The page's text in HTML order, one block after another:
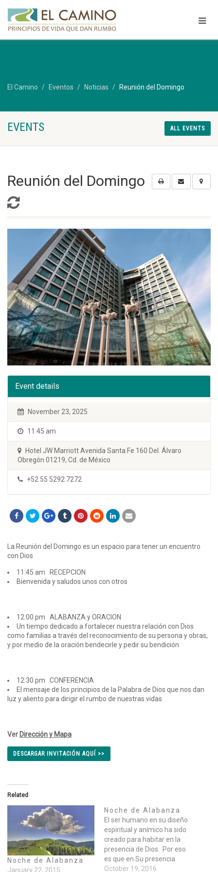
El Camino Eventos Noticias Reunión del Domingo
EVENTS ALL EVENTS
Reunión del Domingo
Event details
November 23, 2025
11:45 am
Hotel JW Marriott Avenida Santa Fe 160 Del. Álvaro
Obregón 01219, Cd. de México
+52 55 5292 7272
La Reunión del Domingo es un espacio para tener un encuentro
con Dios
11:45 am RECEPCION
Bienvenida y saludos unos con otros
12:00 pm ALABANZA y ORACION
Un tiempo dedicado a fortalecer nuestra relación con Dios
como familias a través del reconocimiento de su persona y obras,
y por medio de la oración bendecirle y pedir su bendición
12:30 pm CONFERENCIA
El mensaje de los principios de la Palabra de Dios que nos dan
luz y aliento para dirigir el rumbo de nuestras vidas
Ver Dirección y Mapa
DESCARGAR INVITACIÓN AQUÍ >>
Related
Noche de Alabanza
January 22, 2015
Noche de Alabanza
El ser humano en su diseño
espiritual y anímico ha sido
creado para habitar en la
presencia de Dios. Por eso
es que en Su presencia
somos nutridos de
October 19, 2016